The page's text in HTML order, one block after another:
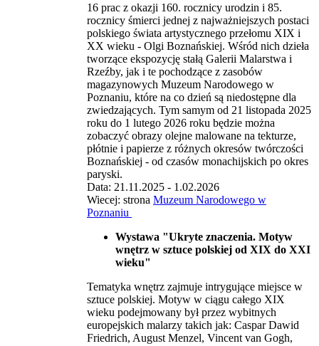
16 prac z okazji 160. rocznicy urodzin i 85.
rocznicy śmierci jednej z najważniejszych postaci
polskiego świata artystycznego przełomu XIX i
XX wieku - Olgi Boznańskiej. Wśród nich dzieła
tworzące ekspozycję stałą Galerii Malarstwa i
Rzeźby, jak i te pochodzące z zasobów
magazynowych Muzeum Narodowego w
Poznaniu, które na co dzień są niedostępne dla
zwiedzających. Tym samym od 21 listopada 2025
roku do 1 lutego 2026 roku będzie można
zobaczyć obrazy olejne malowane na tekturze,
płótnie i papierze z różnych okresów twórczości
Boznańskiej - od czasów monachijskich po okres
paryski.
Data: 21.11.2025 - 1.02.2026
Wiecej: strona Muzeum Narodowego w
Poznaniu
Wystawa "Ukryte znaczenia. Motyw
wnętrz w sztuce polskiej od XIX do XXI
wieku"
Tematyka wnętrz zajmuje intrygujące miejsce w
sztuce polskiej. Motyw w ciągu całego XIX
wieku podejmowany był przez wybitnych
europejskich malarzy takich jak: Caspar Dawid
Friedrich, August Menzel, Vincent van Gogh,